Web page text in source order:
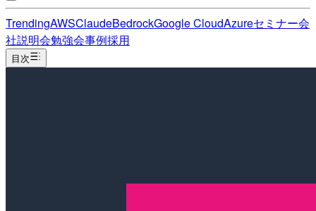
TrendingAWSClaudeBedrockGoogle CloudAzureセミナー会
社説明会勉強会事例採用
目次